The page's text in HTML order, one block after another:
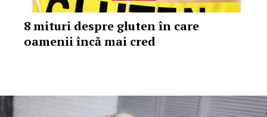
8 mituri despre gluten în care
oamenii încă mai cred